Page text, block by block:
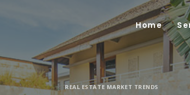
Home
REAL ESTATE MARKET TRENDS